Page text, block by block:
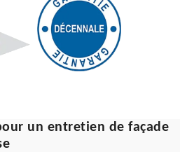
un entretien de façade